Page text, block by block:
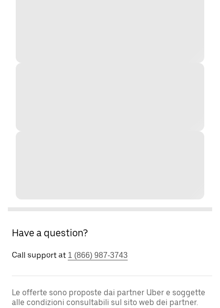
Have a question?
Call support at 1 (866) 987-3743
Le offerte sono proposte dai partner Uber e soggette
alle condizioni consultabili sul sito web dei partner.